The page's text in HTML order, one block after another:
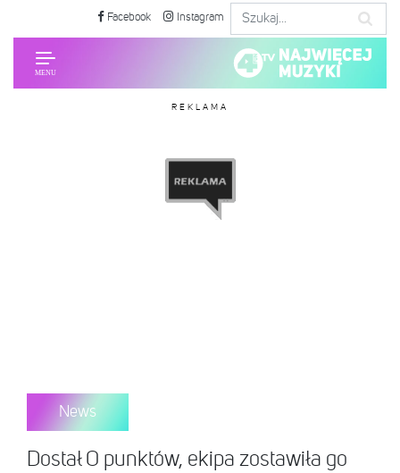
Facebook Instagram
REKLAMA
News
Dostał 0 punktów, ekipa zostawiła go